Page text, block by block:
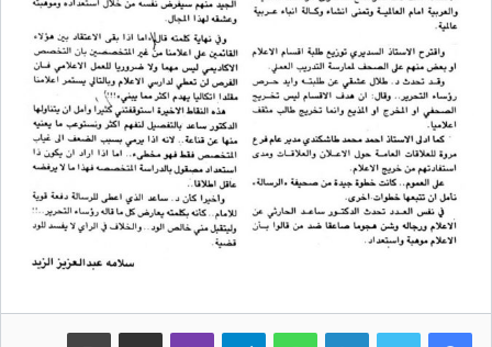
لينكدإن واتساب تيلقرام